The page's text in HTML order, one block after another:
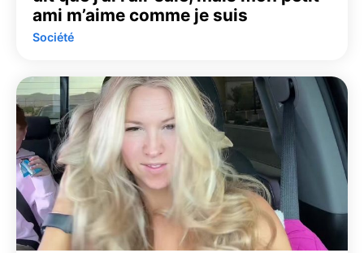
ami m’aime comme je suis
Société